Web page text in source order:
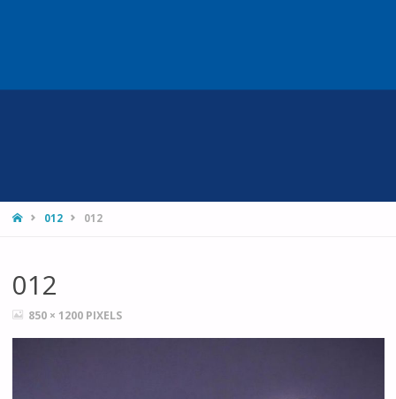
HOME012 012
012
FULL850 × 1200 PIXELS